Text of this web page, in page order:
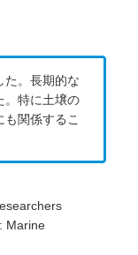
た。長期的な
。特に土壌の
関係するこ
Marine